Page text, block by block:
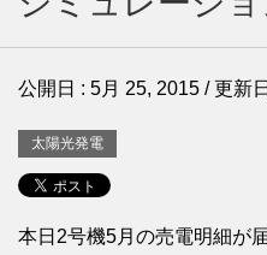
公開日 : 5月 25, 2015 / 更新
太陽光発電
本日2号機5月の売電明細が